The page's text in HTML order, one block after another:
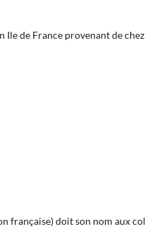
Ile de France provenant de
française) doit son nom aux